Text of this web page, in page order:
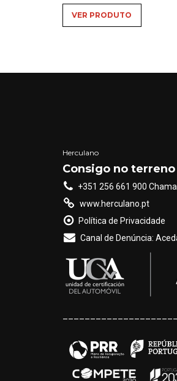
VER PRODUTO
Herculano
Consigo no terreno
+351 256 661 900
www.herculano.pt
Política de Privacidade
Canal de Denúncia: